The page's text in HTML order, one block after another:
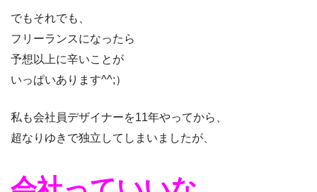
でもそれでも、
フリーランスになったら
予想以上に辛いことが
いっぱいあります^^;）
私も会社員デザイナーを11年やってから、
超なりゆきで独立してしまいましたが、